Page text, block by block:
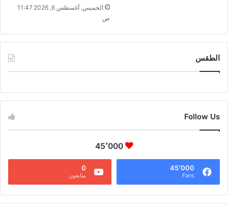
الخميس, أغسطس 6, 2026 11:47
ص
الطقس
Follow Us
45٬000
45٬000
Fans
0
متابعون